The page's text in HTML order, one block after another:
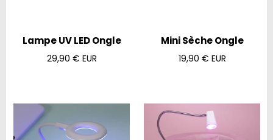
Lampe UV LED Ongle
Prix
29,90 € EUR
Mini Sèche Ongle
Prix
19,90 € EUR